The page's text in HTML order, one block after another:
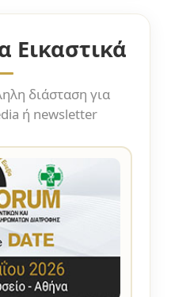
Εικαστικά
διάσταση για
ή newsletter